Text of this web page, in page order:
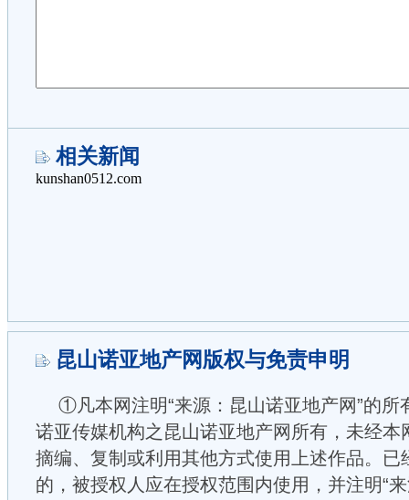
相关新闻
昆山诺亚地产网版权与免责申明
①凡本网注明“来源：昆山诺亚地产网”的所
诺亚传媒机构之昆山诺亚地产网所有，未经本
摘编、复制或利用其他方式使用上述作品。已
的，被授权人应在授权范围内使用，并注明“